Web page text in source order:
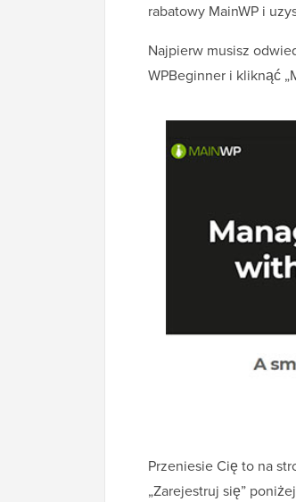
rabatowy MainWP i
Najpierw musisz
WPBeginner i kliknąć
Przeniesie Cię to na
„Zarejestruj się”